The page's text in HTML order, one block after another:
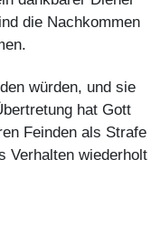
die Nachkommen
würden, und sie
hat Gott
Feinden als Strafe
Verhalten wiederholt